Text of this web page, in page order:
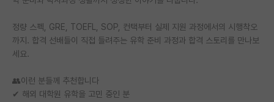
학술 정보 게시판
커리어
정량 스펙, GRE, TOEFL, SOP, 컨택부터 실제 지원 과정에서의 시행착오
까지. 합격 선배들이 직접 들려주는 유학 준비 과정과 합격 스토리를 만나보
세요.
👥이런 분들께 추천합니다
✔ 해외 대학원 유학을 고민 중인 분